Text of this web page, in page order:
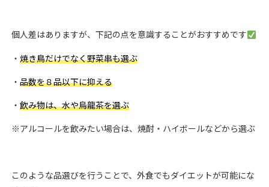
個人差はありますが、下記の点を意識することがおすすめです
・ 焼き鳥だけでなく野菜串も選ぶ
・ 品数を８品以下に抑える
・ 飲み物は、水や烏龍茶を選ぶ
※アルコールを飲みたい場合は、焼酎・ハイボールなどから選ぶ
このような品選びを行うことで、外食でもダイエットが可能にな